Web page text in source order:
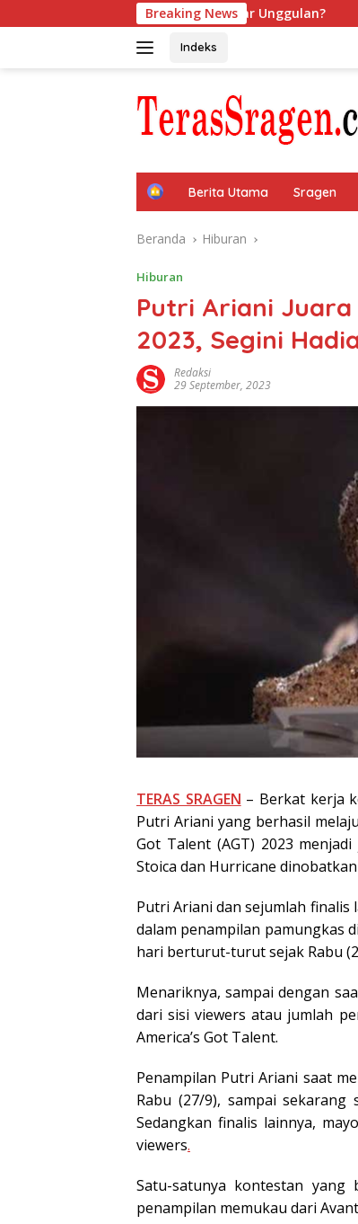
ke
Breaking News
Performa Ponsel Pintar Unggulan?
Indeks
H
e
Berita Utama Sragen
Beranda Hiburan
Hiburan
Putri Ariani Juara
2023, Segini
Redaksi
29 September, 2023
TERAS SRAGEN – Berkat kerja
Putri Ariani yang berhasil
Got Talent (AGT) 2023
Stoica dan Hurricane
Putri Ariani dan sejumlah
dalam penampilan pamungkas
hari berturut-turut sejak Rabu
Menariknya, sampai dengan
dari sisi viewers atau jumlah
America’s Got Talent.
Penampilan Putri Ariani saat
Rabu (27/9), sampai
Sedangkan finalis lainnya,
viewers.
Satu-satunya kontestan yang
penampilan memukau dari